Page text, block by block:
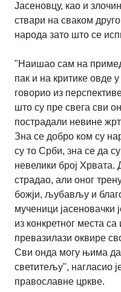
Јасеновцу, као и
ствари на сваком
народа зато што се
"Наишао сам на
пак и на критике овде
говорио из
што су пре свега сви
пострадали невине
Зна се добро ком су
су то Срби, зна се да
невелики број Хрвата.
страдао, али оног
божји, љубављу и
мученици јасеновачки
из конкретног места
превазилази оквире
Сви онда могу њима
светитељу", нагласио
православне цркве.